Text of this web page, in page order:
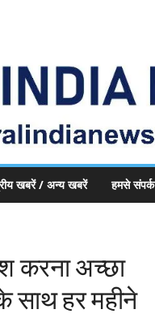
खबरें / अन्य खबरें हमसे संपर्क
करना अच्छा
साथ हर महीने